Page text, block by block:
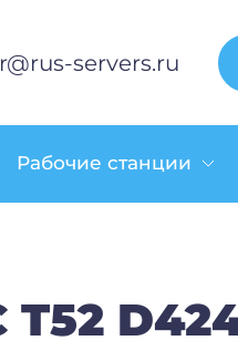
servers.ru
Рабочие станции